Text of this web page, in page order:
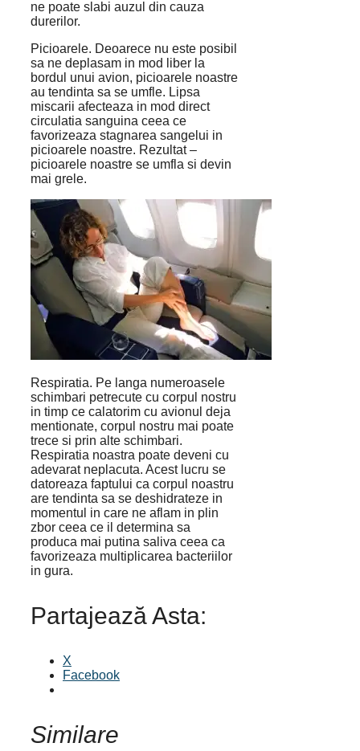
ne poate slabi auzul din cauza
durerilor.
Picioarele. Deoarece nu este posibil
sa ne deplasam in mod liber la
bordul unui avion, picioarele noastre
au tendinta sa se umfle. Lipsa
miscarii afecteaza in mod direct
circulatia sanguina ceea ce
favorizeaza stagnarea sangelui in
picioarele noastre. Rezultat –
picioarele noastre se umfla si devin
mai grele.
Respiratia. Pe langa numeroasele
schimbari petrecute cu corpul nostru
in timp ce calatorim cu avionul deja
mentionate, corpul nostru mai poate
trece si prin alte schimbari.
Respiratia noastra poate deveni cu
adevarat neplacuta. Acest lucru se
datoreaza faptului ca corpul noastru
are tendinta sa se deshidrateze in
momentul in care ne aflam in plin
zbor ceea ce il determina sa
produca mai putina saliva ceea ca
favorizeaza multiplicarea bacteriilor
in gura.
Partajează Asta:
X
Facebook
Similare